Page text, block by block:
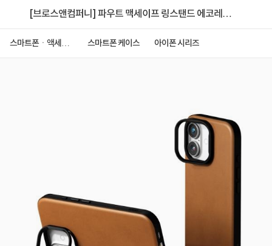
[브로스앤컴퍼니] 파우트 맥세이프 링스탠드 에코레더
스마트폰ㆍ액세서
스마트폰 케이스 아이폰 시리즈